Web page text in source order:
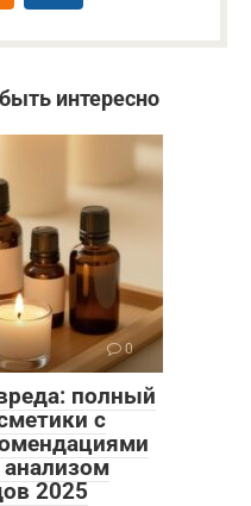
интересно
0
полный
с
2025